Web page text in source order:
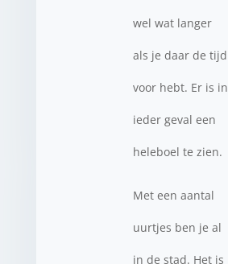
wel wat langer
als je daar de tijd
voor hebt. Er is in
ieder geval een
heleboel te zien.
Met een aantal
uurtjes ben je al
in de stad. Het is